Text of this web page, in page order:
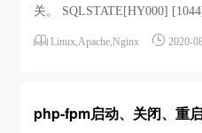
关。 SQLSTATE[HY000]
 Linux Apache, Nginx  2020-
php-fpm启动、关闭、重